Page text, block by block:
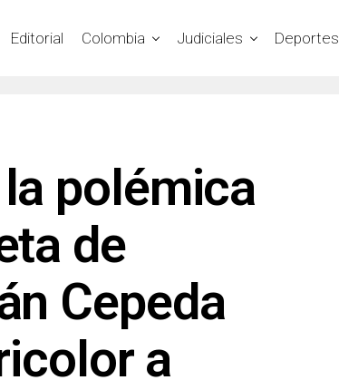
Editorial Colombia Judiciales Deportes
polémica
de
Cepeda
a